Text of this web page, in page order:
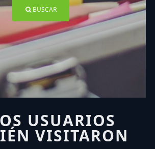
BUSCAR
USUARIOS
VISITARON